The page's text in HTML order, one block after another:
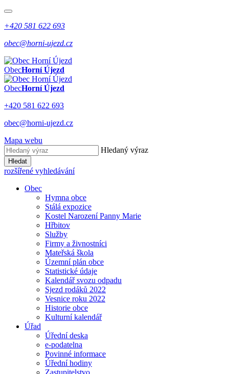
+420 581 622 693
obec@horni-ujezd.cz
ObecHorní Újezd
ObecHorní Újezd
+420 581 622 693
obec@horni-ujezd.cz
Mapa webu
Hledaný výraz
Hledat
rozšířené vyhledávání
Obec
Hymna obce
Stálá expozice
Kostel Narození Panny Marie
Hřbitov
Služby
Firmy a živnostníci
Mateřská škola
Územní plán obce
Statistické údaje
Kalendář svozu odpadu
Sjezd rodáků 2022
Vesnice roku 2022
Historie obce
Kulturní kalendář
Úřad
Úřední deska
e-podatelna
Povinné informace
Úřední hodiny
Zastupitelstvo